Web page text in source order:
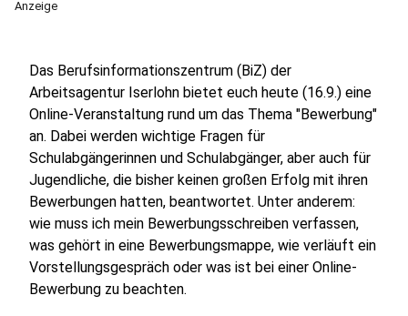
Anzeige
Das Berufsinformationszentrum (BiZ) der
Arbeitsagentur Iserlohn bietet euch heute (16.9.) eine
Online-Veranstaltung rund um das Thema "Bewerbung"
an. Dabei werden wichtige Fragen für
Schulabgängerinnen und Schulabgänger, aber auch für
Jugendliche, die bisher keinen großen Erfolg mit ihren
Bewerbungen hatten, beantwortet. Unter anderem:
wie muss ich mein Bewerbungsschreiben verfassen,
was gehört in eine Bewerbungsmappe, wie verläuft ein
Vorstellungsgespräch oder was ist bei einer Online-
Bewerbung zu beachten.